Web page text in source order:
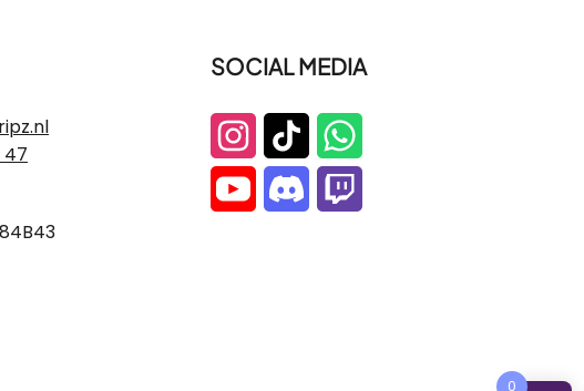
47
SOCIAL MEDIA
0